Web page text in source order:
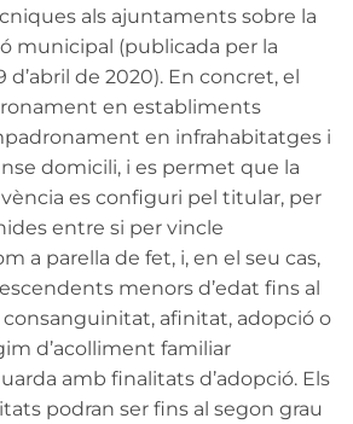
als ajuntaments sobre la
municipal (publicada per la
d’abril de 2020). En concret, el
en establiments
en infrahabitatges i
domicili, i es permet que la
es configuri pel titular, per
entre si per vincle
a parella de fet, i, en el seu cas,
menors d’edat fins al
afinitat, adopció o
d’acolliment familiar
amb finalitats d’adopció. Els
podran ser fins al segon grau